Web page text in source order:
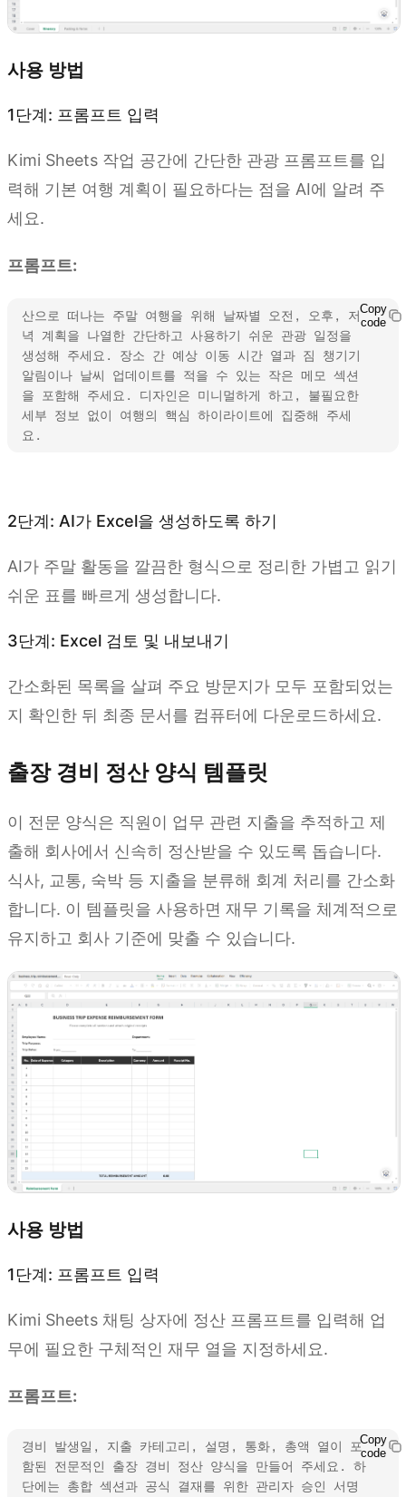
사용 방법
1단계: 프롬프트 입력
Kimi Sheets 작업 공간에 간단한 관광 프롬프트를 입
력해 기본 여행 계획이 필요하다는 점을 AI에 알려 주
세요.
프롬프트:
산으로 떠나는 주말 여행을 위해 날짜별 오전, 오후, 저
녁 계획을 나열한 간단하고 사용하기 쉬운 관광 일정을
생성해 주세요. 장소 간 예상 이동 시간 열과 짐 챙기기
알림이나 날씨 업데이트를 적을 수 있는 작은 메모 섹션
을 포함해 주세요. 디자인은 미니멀하게 하고, 불필요한
세부 정보 없이 여행의 핵심 하이라이트에 집중해 주세
요.
Copy
code
2단계: AI가 Excel을 생성하도록 하기
AI가 주말 활동을 깔끔한 형식으로 정리한 가볍고 읽기
쉬운 표를 빠르게 생성합니다.
3단계: Excel 검토 및 내보내기
간소화된 목록을 살펴 주요 방문지가 모두 포함되었는
지 확인한 뒤 최종 문서를 컴퓨터에 다운로드하세요.
출장 경비 정산 양식 템플릿
이 전문 양식은 직원이 업무 관련 지출을 추적하고 제
출해 회사에서 신속히 정산받을 수 있도록 돕습니다.
식사, 교통, 숙박 등 지출을 분류해 회계 처리를 간소화
합니다. 이 템플릿을 사용하면 재무 기록을 체계적으로
유지하고 회사 기준에 맞출 수 있습니다.
사용 방법
1단계: 프롬프트 입력
Kimi Sheets 채팅 상자에 정산 프롬프트를 입력해 업
무에 필요한 구체적인 재무 열을 지정하세요.
프롬프트:
경비 발생일, 지출 카테고리, 설명, 통화, 총액 열이 포
함된 전문적인 출장 경비 정산 양식을 만들어 주세요. 하
단에는 총합 섹션과 공식 결재를 위한 관리자 승인 서명
Copy
code